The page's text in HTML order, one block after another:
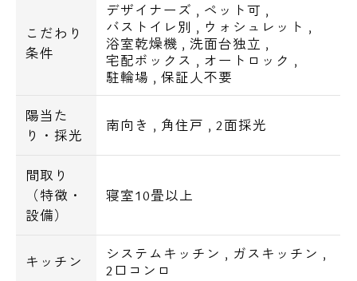
こだわり
条件
デザイナーズ , ペット可 ,
バストイレ別 , ウォシュレット ,
浴室乾燥機 ,洗面台独立 ,
宅配ボックス , オートロック ,
駐輪場 ,保証人不要
陽当た
り・採光
南向き , 角住戸 , 2面採光
間取り
（特徴・
設備）
寝室10畳以上
キッチン システムキッチン , ガスキッチン ,
2口コンロ